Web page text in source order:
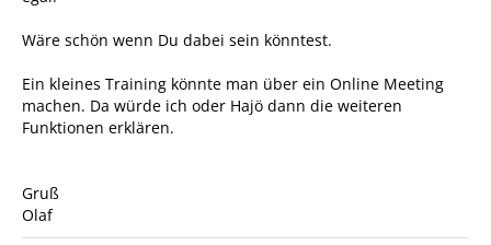
Wäre schön wenn Du dabei sein könntest.
Ein kleines Training könnte man über ein Online Meeting
machen. Da würde ich oder Hajö dann die weiteren
Funktionen erklären.
Gruß
Olaf